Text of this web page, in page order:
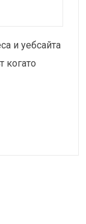
и уебсайта
когато